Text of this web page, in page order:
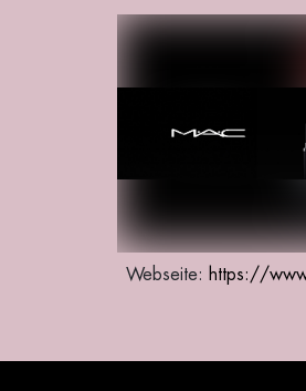
Webseite: https://